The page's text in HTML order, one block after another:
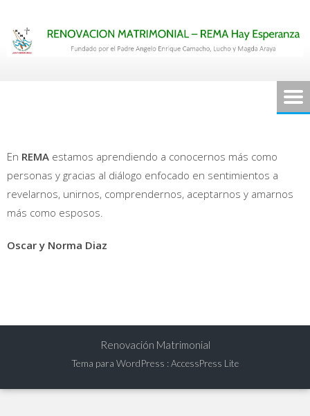
contenido
En REMA estamos aprendiendo a conocernos más como
personas y gracias al diálogo enfocado en sentimientos a
revelarnos, unirnos, comprendernos, aceptarnos y amarnos
más como esposos.
Oscar y Norma Diaz
Renovación Matrimonial
Tema para WordPress :AccessPress Lite